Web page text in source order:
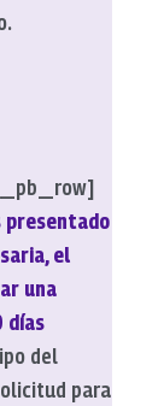
presentado
el
una
días
del
para